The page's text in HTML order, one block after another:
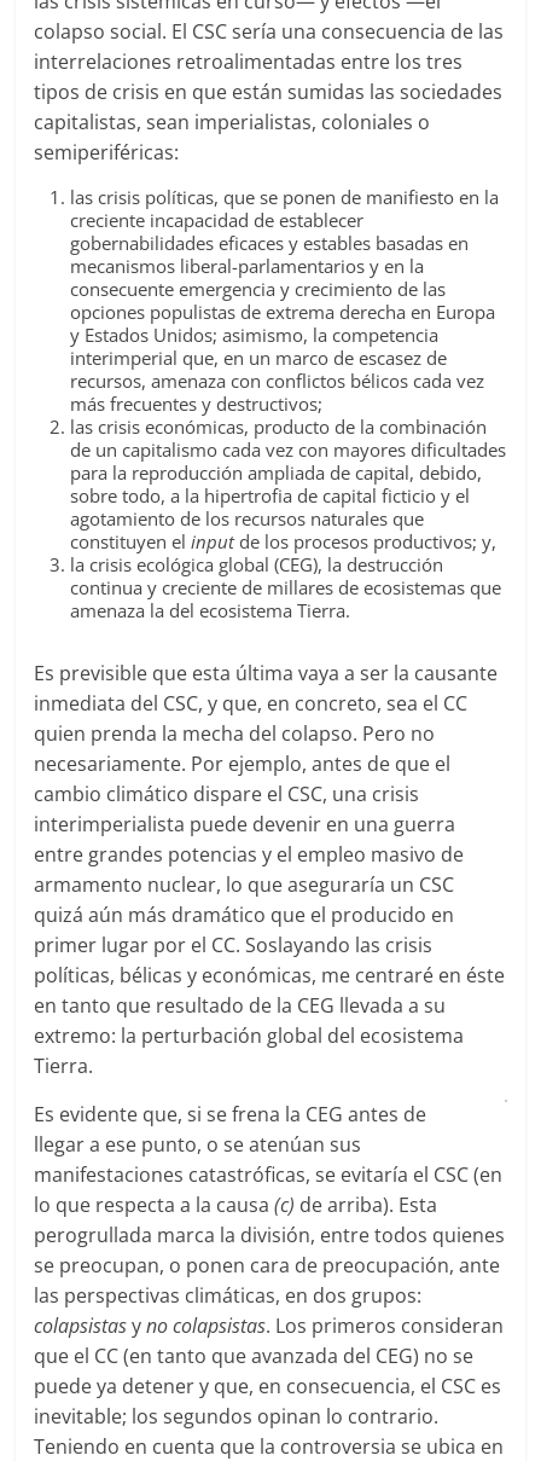
colapso social. El CSC sería una consecuencia de las
interrelaciones retroalimentadas entre los tres
tipos de crisis en que están sumidas las sociedades
capitalistas, sean imperialistas, coloniales o
semiperiféricas:
las crisis políticas, que se ponen de manifiesto en la
creciente incapacidad de establecer
gobernabilidades eficaces y estables basadas en
mecanismos liberal-parlamentarios y en la
consecuente emergencia y crecimiento de las
opciones populistas de extrema derecha en Europa
y Estados Unidos; asimismo, la competencia
interimperial que, en un marco de escasez de
recursos, amenaza con conflictos bélicos cada vez
más frecuentes y destructivos;
las crisis económicas, producto de la combinación
de un capitalismo cada vez con mayores dificultades
para la reproducción ampliada de capital, debido,
sobre todo, a la hipertrofia de capital ficticio y el
agotamiento de los recursos naturales que
constituyen elinputde los procesos productivos; y,
la crisis ecológica global (CEG), la destrucción
continua y creciente de millares de ecosistemas que
amenaza la del ecosistema Tierra.
Es previsible que esta última vaya a ser la causante
inmediata del CSC, y que, en concreto, sea el CC
quien prenda la mecha del colapso. Pero no
necesariamente. Por ejemplo, antes de que el
cambio climático dispare el CSC, una crisis
interimperialista puede devenir en una guerra
entre grandes potencias y el empleo masivo de
armamento nuclear, lo que aseguraría un CSC
quizá aún más dramático que el producido en
primer lugar por el CC. Soslayando las crisis
políticas, bélicas y económicas, me centraré en éste
en tanto que resultado de la CEG llevada a su
extremo: la perturbación global del ecosistema
Tierra.
Es evidente que, si se frena la CEG antes de
llegar a ese punto, o se atenúan sus
manifestaciones catastróficas, se evitaría el CSC (en
lo que respecta a la causa(c) de arriba). Esta
perogrullada marca la división, entre todos quienes
se preocupan, o ponen cara de preocupación, ante
las perspectivas climáticas, en dos grupos:
colapsistasyno colapsistas. Los primeros consideran
que el CC (en tanto que avanzada del CEG) no se
puede ya detener y que, en consecuencia, el CSC es
inevitable; los segundos opinan lo contrario.
Teniendo en cuenta que la controversia se ubica en